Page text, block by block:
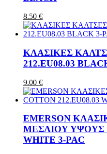
8.50 €
ΚΛΑΣΙΚΕΣ
212.EU08.03
9.00 €
EMERSON
ΜΕΣΑΙΟΥ ΥΨΟΥΣ
WHITE 3-PAC